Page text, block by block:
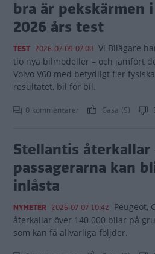
bra är pekskärmen i
2026 års test
TEST 2026-07-09 07:00 Vi Bilägare
tio nya bilmodeller – och jämfört
Volvo V60 med betydligt fler
resultatet, bil för bil.
0 kommentarer Gasa (5)
Stellantis återkallar
passagerarna kan
inlåsta
NYHETER 2026-07-07 10:42 Peugeot,
återkallar över 140 000 bilar på
som kan få allvarliga följder.